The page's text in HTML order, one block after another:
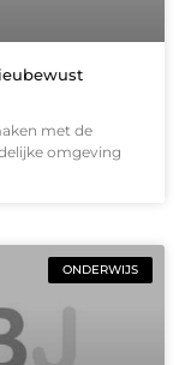
met de
omgeving
ONDERWIJS